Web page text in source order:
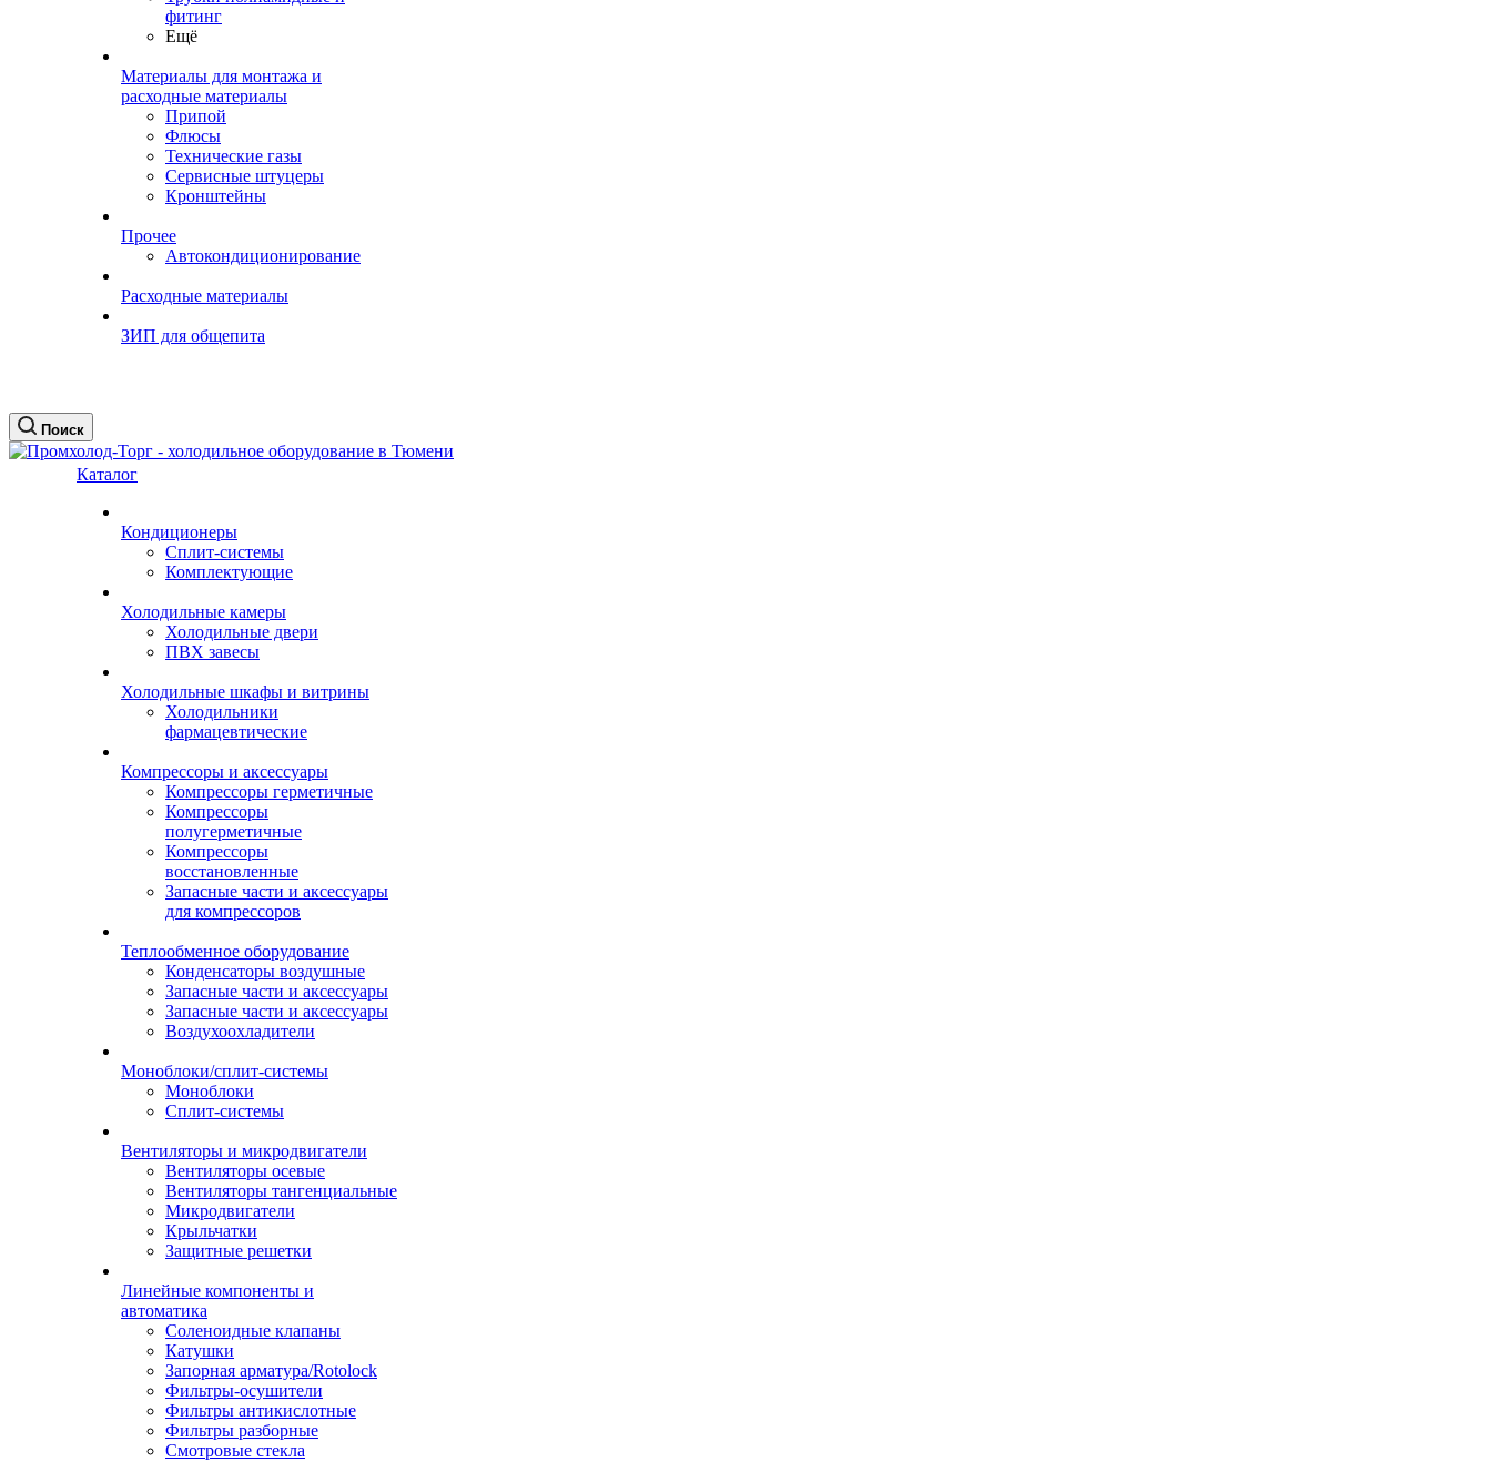
фитинг
Ещё
Материалы для монтажа и
расходные материалы
Припой
Флюсы
Технические газы
Сервисные штуцеры
Кронштейны
Прочее
Автокондиционирование
Расходные материалы
ЗИП для общепита
Поиск
Каталог
Кондиционеры
Сплит-системы
Комплектующие
Холодильные камеры
Холодильные двери
ПВХ завесы
Холодильные шкафы и витрины
Холодильники
фармацевтические
Компрессоры и аксессуары
Компрессоры герметичные
Компрессоры
полугерметичные
Компрессоры
восстановленные
Запасные части и аксессуары
для компрессоров
Теплообменное оборудование
Конденсаторы воздушные
Запасные части и аксессуары
Запасные части и аксессуары
Воздухоохладители
Моноблоки/сплит-системы
Моноблоки
Сплит-системы
Вентиляторы и микродвигатели
Вентиляторы осевые
Вентиляторы тангенциальные
Микродвигатели
Крыльчатки
Защитные решетки
Линейные компоненты и
автоматика
Соленоидные клапаны
Катушки
Запорная арматура/Rotolock
Фильтры-осушители
Фильтры антикислотные
Фильтры разборные
Смотровые стекла